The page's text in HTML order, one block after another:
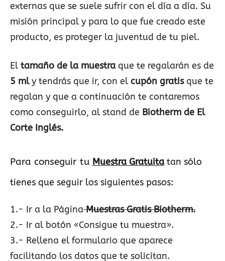
externas que se suele sufrir con el día a día. Su
misión principal y para lo que fue creado este
producto, es proteger la juventud de tu piel.
El tamaño de la muestra que te regalarán es de
5 mly tendrás que ir, con el cupón gratisque te
regalan y que a continuación te contaremos
como conseguirlo, al stand de Biotherm de El
Corte Inglés.
Para conseguir tu Muestra Gratuita tan sólo
tienes que seguir los siguientes pasos:
1.- Ir a la Página Muestras Gratis Biotherm.
2.- Ir al botón «Consigue tu muestra».
3.- Rellena el formulario que aparece
facilitando los datos que te solicitan.